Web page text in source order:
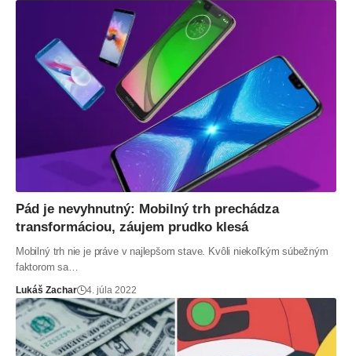
Pád je nevyhnutný: Mobilný trh prechádza
transformáciou, záujem prudko klesá
Mobilný trh nie je práve v najlepšom stave. Kvôli niekoľkým súbežným
faktorom sa…
Lukáš Zachar 4. júla 2022